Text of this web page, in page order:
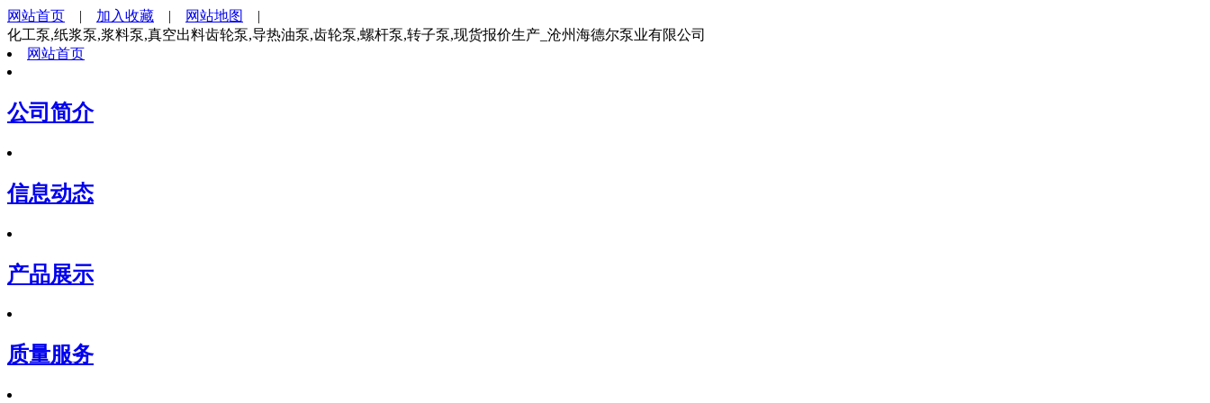
网站首页 | 加入收藏 | 网站地图
|
化工泵,纸浆泵,浆料泵,真空出料齿轮泵,导热油泵,齿轮泵,螺杆泵,转子泵,现货报价生产_沧州海德尔泵业有限公司
网站首页
公司简介
信息动态
产品展示
质量服务